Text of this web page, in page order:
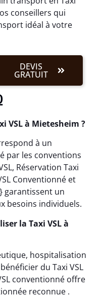
conseillers qui
idéal à votre
DEVIS
GRATUIT
VSL à Mietesheim ?
à un
par les conventions
Réservation Taxi
Conventionné et
garantissent un
besoins individuels.
la Taxi VSL à
hospitalisation
du Taxi VSL
conventionné offre
reconnue .